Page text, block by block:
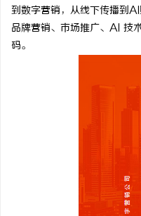
到数字营销，从线下传播到
品牌营销、市场推广、AI 技
码。